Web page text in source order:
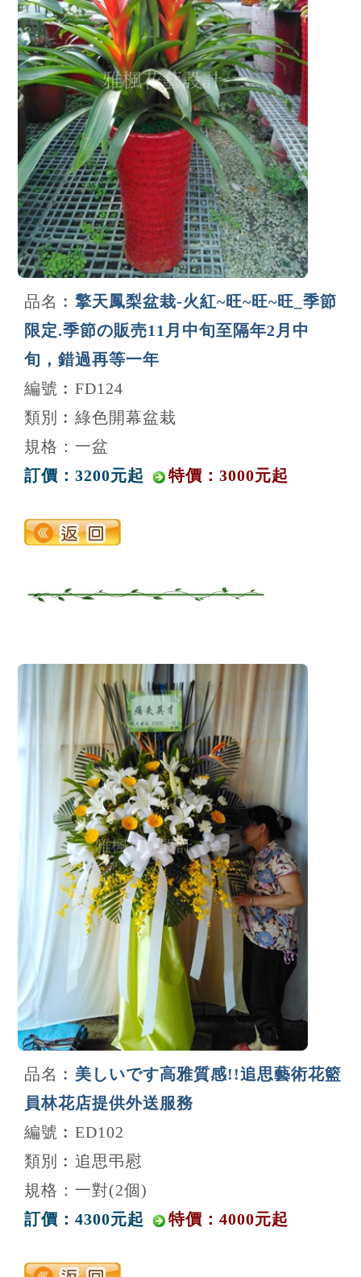
品名︰擎天鳳梨盆栽-火紅~旺~旺~旺_季節
限定.季節の販売11月中旬至隔年2月中
旬，錯過再等一年
編號︰FD124
類別︰綠色開幕盆栽
規格：一盆
訂價：3200元起
特價：3000元起
品名︰ 美しいです高雅質感!!追思藝術花籃
員林花店提供外送服務
編號︰ED102
類別︰追思弔慰
規格：一對(2個)
訂價：4300元起
特價：4000元起